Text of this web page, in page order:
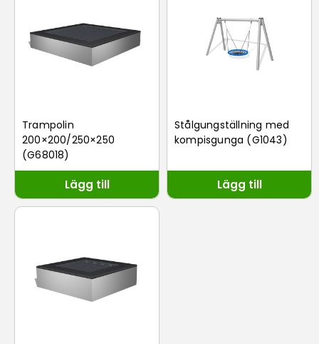
Trampolin
200×200/250×250
(G68018)
Lägg till
Stålgungställning med
kompisgunga (G1043)
Lägg till